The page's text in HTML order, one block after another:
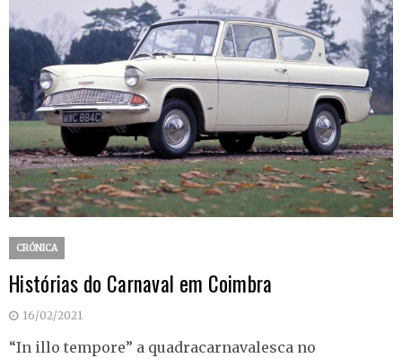
CRÓNICA
Histórias do Carnaval em Coimbra
16/02/2021
“In illo tempore” a quadracarnavalesca no